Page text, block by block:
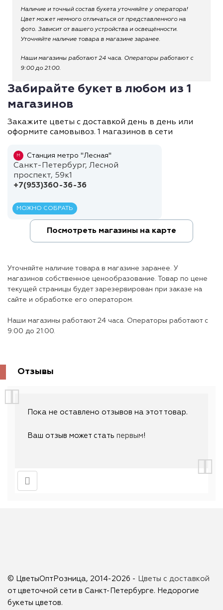
Наличие и точный состав букета уточняйте у оператора!
Цвет может немного отличаться от представленного на
фото. Зависит от вашего устройства и освещённости.
Уточняйте наличие товара в магазине заранее.
Наши магазины работают 24 часа. Операторы работают с
9:00 до 21:00.
Забирайте букет в любом из 1
магазинов
Закажите цветы с доставкой день в день или
оформите самовывоз. 1 магазинов в сети
М Станция метро "Лесная"
Санкт-Петербург, Лесной
проспект, 59к1
+7(953)360-36-36
МОЖНО СОБРАТЬ
Посмотреть магазины на карте
Уточняйте наличие товара в магазине заранее. У
магазинов собственное ценообразование. Товар по цене
текущей страницы будет зарезервирован при заказе на
сайте и обработке его оператором.
Наши магазины работают 24 часа. Операторы работают с
9:00 до 21:00.
Отзывы
Пока не оставлено отзывов на этот товар.
Ваш отзыв может стать первым!
© ЦветыОптРозница, 2014-2026 -
Цветы с доставкой
от цветочной сети в Санкт-Петербурге. Недорогие
букеты цветов.